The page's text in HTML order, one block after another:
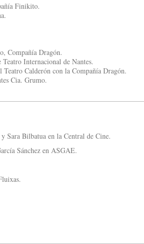
Finikito.
Compañía Dragón.
Internacional de Nantes.
Teatro Calderón con la Compañía Dragón.
Cia. Grumo.
Sara Bilbatua en la Central de Cine.
Sánchez en ASGAE.